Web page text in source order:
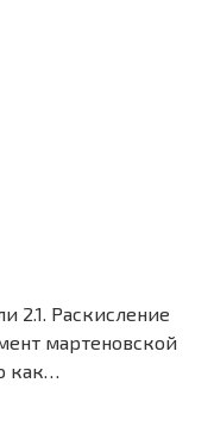
2.1. Раскисление
мартеновской
как…